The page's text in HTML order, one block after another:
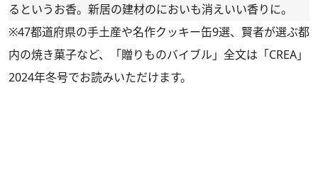
るというお香。新居の建材のにおいも消えいい香りに。
※47都道府県の手土産や名作クッキー缶9選、賢者が選ぶ都
内の焼き菓子など、「贈りものバイブル」全文は 「CREA」
2024年冬号でお読みいただけます。